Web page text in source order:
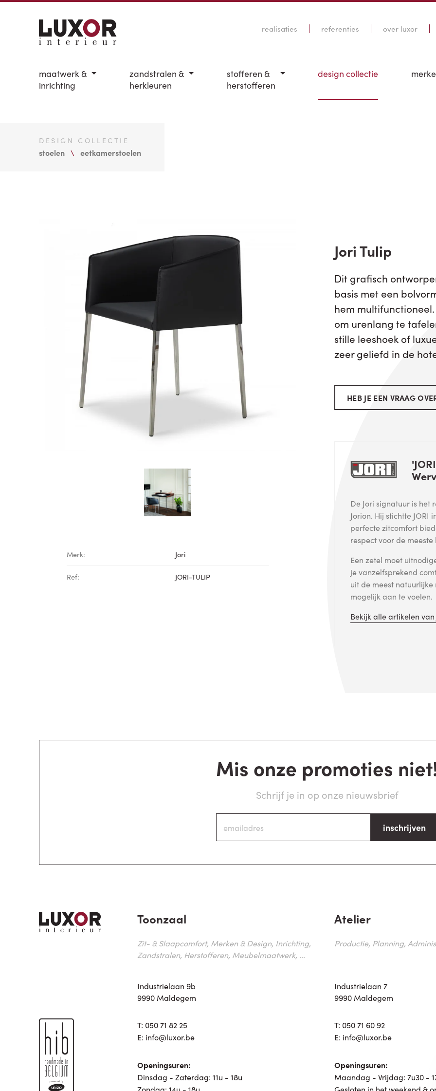
realisaties referenties over luxor
maatwerk &
inrichting
zandstralen &
herkleuren
stofferen &
herstofferen
design collectie
DESIGN COLLECTIE
stoelen eetkamerstoelen
Merk: Jori
Ref: JORI-TULIP
Jori Tulip
Dit grafisch
basis met een
hem
om urenlang te
stille leeshoek of
zeer geliefd in de
HEB JE EEN VRAAG
De Jori signatuur is het
Jorion. Hij stichtte JORI
perfecte zitcomfort
respect voor de
Een zetel moet
je vanzelfsprekend
uit de meest
mogelijk aan te voelen.
Bekijk alle artikelen van
Mis onze promoties
Schrijf je in op onze nieuwsbrief
inschrijven
Toonzaal
Zit- & Slaapcomfort, Merken & Design, Inrichting,
Zandstralen, Herstofferen, Meubelmaatwerk, ...
Industrielaan 9b
9990 Maldegem
T: 050 71 82 25
E: info@luxor.be
Openingsuren:
Dinsdag - Zaterdag: 11u - 18u
Atelier
Productie, Planning,
Industrielaan 7
9990 Maldegem
T: 050 71 60 92
E: info@luxor.be
Openingsuren:
Maandag - Vrijdag: 7u30 -